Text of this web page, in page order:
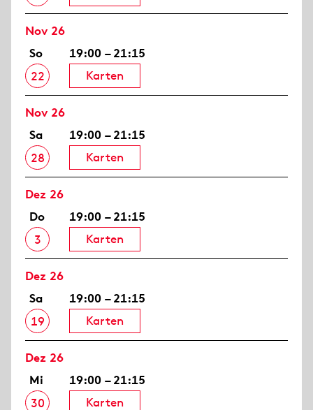
Nov 26
So
22
19:00 – 21:15
Karten
Nov 26
Sa
28
19:00 – 21:15
Karten
Dez 26
Do
3
19:00 – 21:15
Karten
Dez 26
Sa
19
19:00 – 21:15
Karten
Dez 26
Mi
30
19:00 – 21:15
Karten